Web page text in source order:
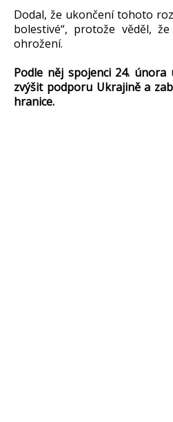
Dodal, že ukončení tohoto
bolestivé“, protože věděl,
ohrožení.
Podle něj spojenci 24.
zvýšit podporu Ukrajině a
hranice.